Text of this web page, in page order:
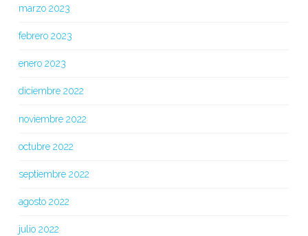
marzo 2023
febrero 2023
enero 2023
diciembre 2022
noviembre 2022
octubre 2022
septiembre 2022
agosto 2022
julio 2022